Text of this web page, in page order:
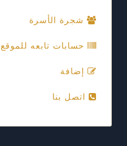
شجرة الأسرة
حسابات تابعه للموقع
إضافة
اتصل بنا